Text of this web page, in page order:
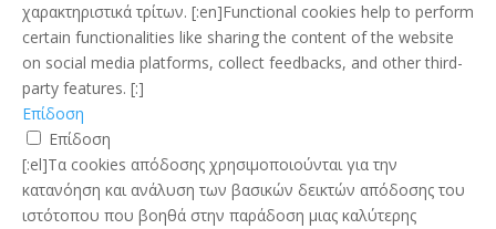
χαρακτηριστικά τρίτων. [:en]Functional cookies help to perform
certain functionalities like sharing the content of the website
on social media platforms, collect feedbacks, and other third-
party features. [:]
Επίδοση
Επίδοση
[:el]Τα cookies απόδοσης χρησιμοποιούνται για την
κατανόηση και ανάλυση των βασικών δεικτών απόδοσης του
ιστότοπου που βοηθά στην παράδοση μιας καλύτερης